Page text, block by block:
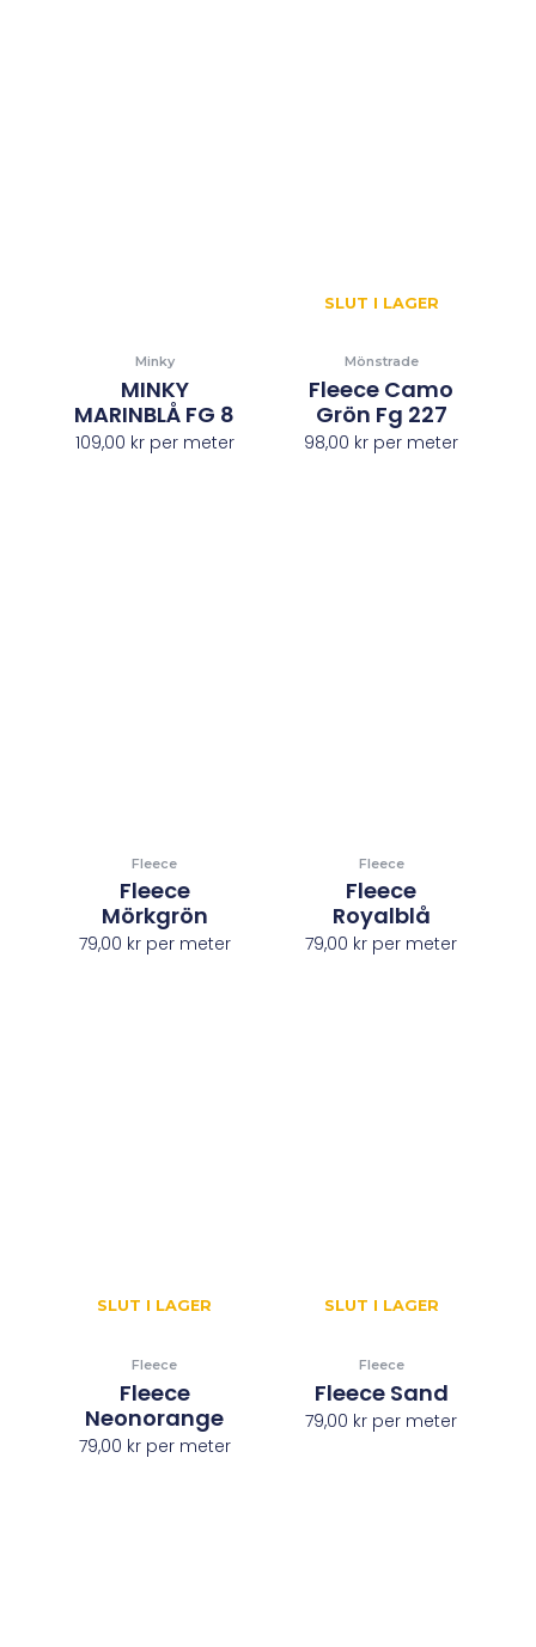
Minky
MINKY
MARINBLÅ FG 8
109,00 krper meter
SLUT I LAGER
Mönstrade
Fleece Camo
Grön Fg 227
98,00 kr per meter
Fleece
Fleece
Mörkgrön
79,00 krper meter
Fleece
Fleece
Royalblå
79,00 kr per meter
SLUT I LAGER
Fleece
Fleece
Neonorange
79,00 krper meter
SLUT I LAGER
Fleece
Fleece Sand
79,00 kr per meter